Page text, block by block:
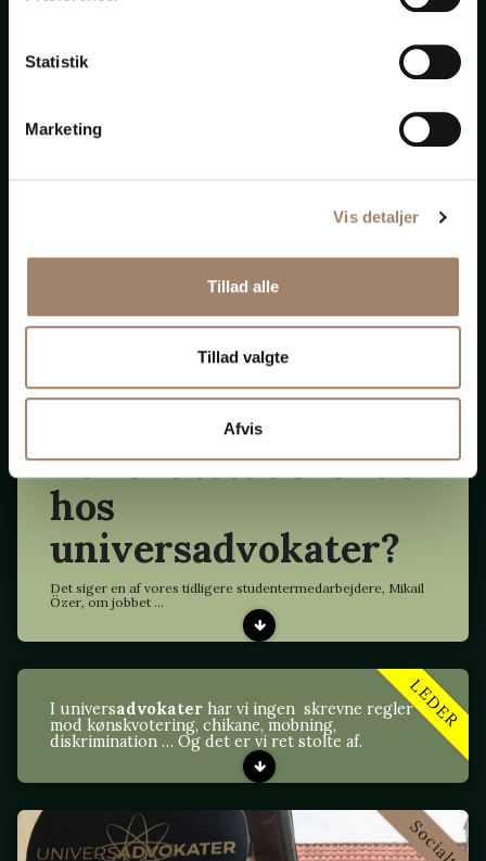
Statistik
Marketing
Vis detaljer
Tillad alle
Tillad valgte
Afvis
Nye krav om ligeløn
og
løngennemsigtighed
Advokatstuderende
hos
universadvokater?
Det siger en af vores tidligere studentermedarbejdere, Mikail
Özer, om jobbet ...
LEDER
I universadvokaterhar vi ingen skrevne regler
mod kønskvotering, chikane, mobning,
diskrimination … Og det er vi ret stolte af.
Socialt